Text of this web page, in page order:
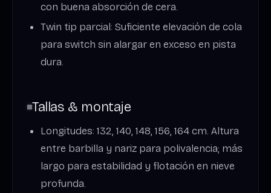
con buena absorción de cera.
Twin tip parcial: Suficiente elevación de cola
para switch sin alargar en exceso en pista
dura.
Tallas & montaje
Longitudes: 132, 140, 148, 156, 164 cm. Altura
entre barbilla y nariz para polivalencia; más
largo para estabilidad y flotación en nieve
profunda.